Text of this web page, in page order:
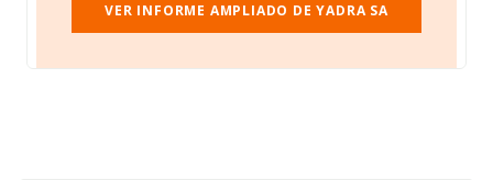
VER INFORME AMPLIADO DE YADRA SA